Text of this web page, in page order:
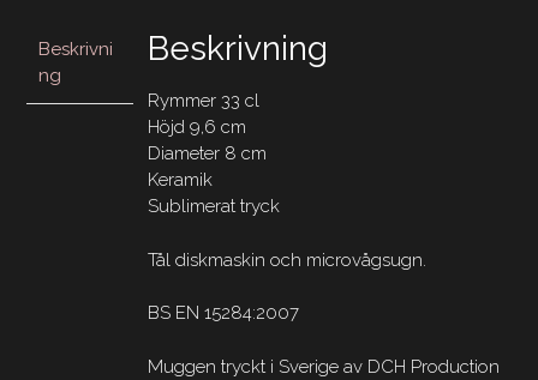
Beskrivni
ng
Beskrivning
Rymmer 33 cl
Höjd 9,6 cm
Diameter 8 cm
Keramik
Sublimerat tryck
Tål diskmaskin och microvågsugn.
BS EN 15284:2007
Muggen tryckt i Sverige av DCH Production